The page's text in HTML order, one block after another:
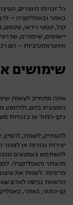
כל זכויות היוצרים,
באתר ובאפליקציה –
קול, קטעי וידאו, טקסט,
יישומים, שיפורים,
אינטראקטיביות – הם
שימושים
אתה מתחייב לעשות
המוצעים בהם, ולהימנע
בקן-התור או בזכויות
להעתיק, לשנות, להפיץ,
יצירות נגזרות או
להשתמש באמצעים
מהאתר והאפליקציה.
פרטיות. לשנות את
הרשאת כניסה לאדם
קן-התור, באתר,